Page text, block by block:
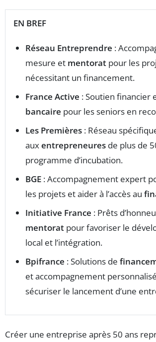
EN BREF
Réseau Entreprendre :
mesure et mentorat pour les
nécessitant un financement.
France Active : Soutien financier
bancaire pour les seniors en
Les Premières : Réseau
auxentrepreneures de plus de
programme d’incubation.
BGE : Accompagnement expert
les projets et aider à l’accès au
Initiative France : Prêts
mentorat pour favoriser le
local et l’intégration.
Bpifrance : Solutions de
et accompagnement
sécuriser le lancement d’une
Créer une entreprise après 50 ans